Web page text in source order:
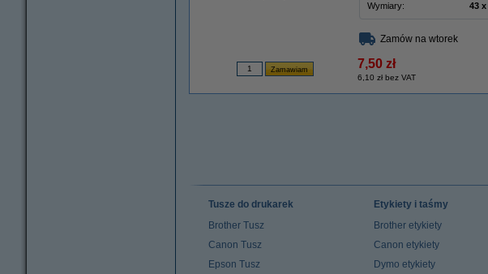
Wymiary:
Zamów na wtorek
7,50 zł
6,10 zł bez VAT
Tusze do drukarek
Brother Tusz
Canon Tusz
Epson Tusz
Etykiety i taśmy
Brother etykiety
Canon etykiety
Dymo etykiety